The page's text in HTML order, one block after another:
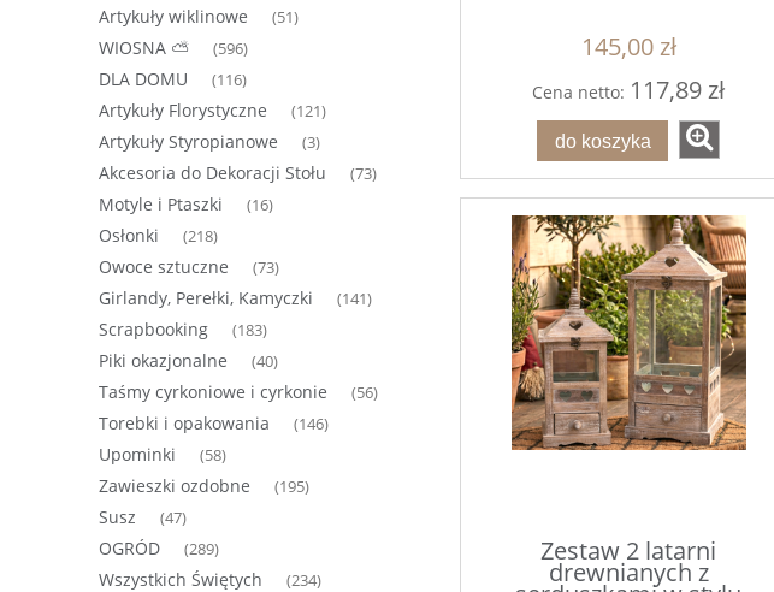
Artykuły wiklinowe (51)
WIOSNA ⛅ (596)
DLA DOMU (116)
Artykuły Florystyczne (121)
Artykuły Styropianowe (3)
Akcesoria do Dekoracji Stołu (73)
Motyle i Ptaszki (16)
Osłonki (218)
Owoce sztuczne (73)
Girlandy, Perełki, Kamyczki (141)
Scrapbooking (183)
Piki okazjonalne (40)
Taśmy cyrkoniowe i cyrkonie (56)
Torebki i opakowania (146)
Upominki (58)
Zawieszki ozdobne (195)
Susz (47)
OGRÓD (289)
Wszystkich Świętych (234)
145,00 zł
Cena netto: 117,89 zł
do koszyka
Zestaw 2 latarni
drewnianych z